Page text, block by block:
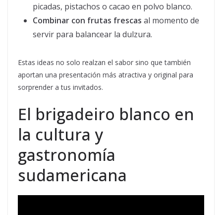
picadas, pistachos o cacao en polvo blanco.
Combinar con frutas frescas al momento de
servir para balancear la dulzura.
Estas ideas no solo realzan el sabor sino que también
aportan una presentación más atractiva y original para
sorprender a tus invitados.
El brigadeiro blanco en
la cultura y
gastronomía
sudamericana